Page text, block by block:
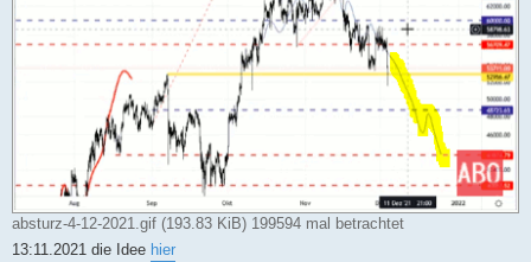
absturz-4-12-2021.gif (193.83 KiB) 199594 mal betrachtet
13:11.2021 die Idee hier